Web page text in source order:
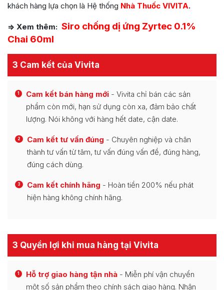
khách hàng lựa chọn là Hệ thống Nhà Thuốc VIVITA.
=> Xem thêm: Siro chống dị ứng Zyrtec 0.1%
Chai 60ml
3 Cam kết của Vivita
1 Cam kết bán hàng mới - Vivita chỉ bán các sản
phẩm còn mới, hạn sử dụng còn xa, đảm bảo chất
lượng. Nói không với hàng hết date, cận date.
2 Cam kết tư vấn đúng - Chuyên nghiệp và chân
thành tư vấn từ tâm, tư vấn đúng vấn đề, đúng hàng,
đúng cách dùng.
3 Cam kết chính hãng - Hoàn tiền 200% nếu phát
hiện hàng không chính hãng.
3 Quyền lợi khi mua hàng tại Vivita
1 Hỗ trợ giao hàng tận nhà - Miễn phí vận chuyển
một số sản phẩm theo chính sách giao hàng. Nhận